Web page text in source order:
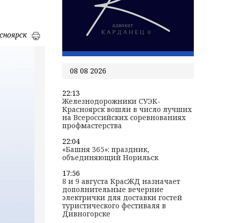
08 08 2026
22:13
Железнодорожники СУЭК-
Красноярск вошли в число лучших
на Всероссийских соревнованиях
профмастерства
22:04
«Башня 365»: праздник,
объединяющий Норильск
17:56
8 и 9 августа КрасЖД назначает
дополнительные вечерние
электрички для доставки гостей
туристического фестиваля в
Дивногорске